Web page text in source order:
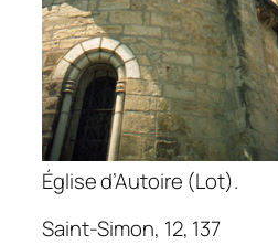
Église d’Autoire (Lot).
Saint-Simon, 12, 137